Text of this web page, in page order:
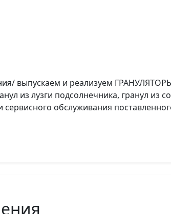
выпускаем и реализуем
из лузги подсолнечника, гранул из
сервисного обслуживания